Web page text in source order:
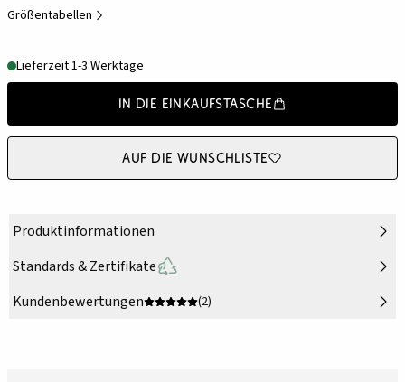
Größentabellen
Lieferzeit 1-3 Werktage
In die Einkaufstasche
Auf die Wunschliste
Produktinformationen
Standards & Zertifikate
Kundenbewertungen
(2)